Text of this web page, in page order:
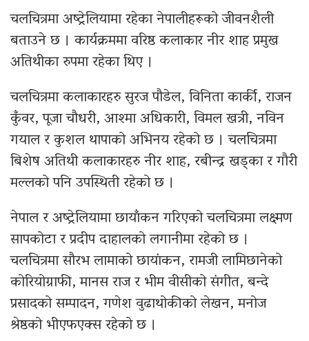
चलचित्रमा अष्ट्रेलियामा रहेका नेपालीहरूको जीवनशैली
बताउने छ । कार्यक्रममा वरिष्ठ कलाकार नीर शाह प्रमुख
अतिथीका रुपमा रहेका थिए ।
चलचित्रमा कलाकारहरु सुरज पौडेल, विनिता कार्की, राजन
कुँवर, पूजा चौधरी, आश्मा अधिकारी, विमल खत्री, नविन
गयाल र कुशल थापाको अभिनय रहेको छ । चलचित्रमा
बिशेष अतिथी कलाकारहरु नीर शाह, रबीन्द्र खड्का र गौरी
मल्लको पनि उपस्थिती रहेको छ ।
नेपाल र अष्ट्रेलियामा छायाँकन गरिएको चलचित्रमा लक्ष्मण
सापकोटा र प्रदीप दाहालको लगानीमा रहेको छ ।
चलचित्रमा सौरभ लामाको छायांकन, रामजी लामिछानेको
कोरियोग्राफी, मानस राज र भीम वीसीको संगीत, बन्दे
प्रसादको सम्पादन, गणेश वुढाथोकीको लेखन, मनोज
श्रेष्ठको भीएफएक्स रहेको छ ।